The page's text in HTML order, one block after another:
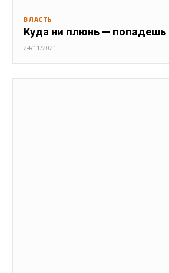
ВЛАСТЬ
Куда ни плюнь — попадешь
24/11/2021